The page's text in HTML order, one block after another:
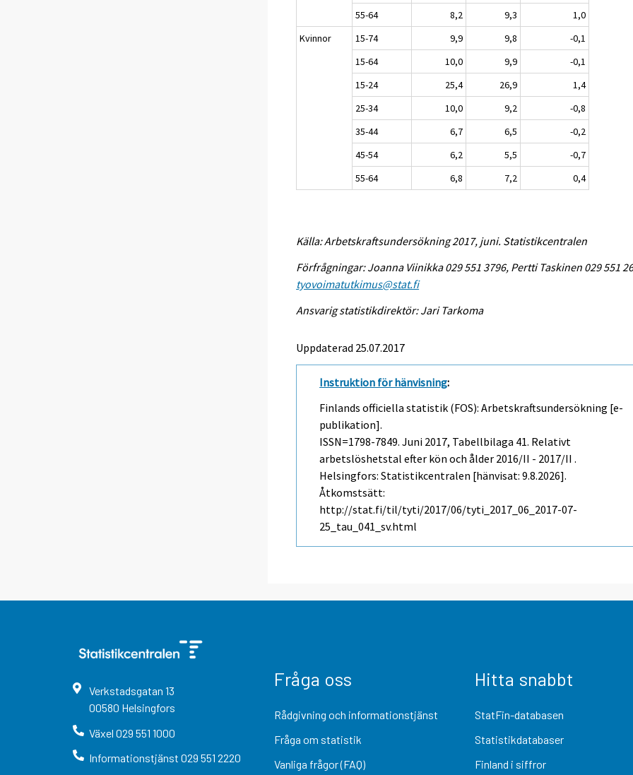
55-64
8,2 9,3
1,0
Kvinnor
15-74 9,9 9,8
-0,1
15-64
10,0 9,9
-0,1
15-24
25,4 26,9
1,4
25-34
10,0 9,2
-0,8
35-44
6,7 6,5
-0,2
45-54
6,2 5,5
-0,7
55-64
6,8 7,2 0,4
Källa: Arbetskraftsundersökning 2017, juni. Statistikcentralen
Förfrågningar: Joanna Viinikka 029 551 3796, Pertti Taskinen 029 551
tyovoimatutkimus@stat.fi
Ansvarig statistikdirektör: Jari Tarkoma
Uppdaterad 25.07.2017
Instruktion för hänvisning:
Finlands officiella statistik (FOS): Arbetskraftsundersökning [e-
publikation].
ISSN=1798-7849.Juni 2017, Tabellbilaga 41. Relativt
arbetslöshetstal efter kön och ålder 2016/II - 2017/II .
Helsingfors: Statistikcentralen [hänvisat: 9.8.2026].
Åtkomstsätt:
http://stat.fi/til/tyti/2017/06/tyti_2017_06_2017-07-
25_tau_041_sv.html
Verkstadsgatan 13
00580 Helsingfors
Växel 029 551 1000
Informationstjänst 029 551 2220
Fråga oss
Rådgivning och informationstjänst
Fråga om statistik
Vanliga frågor (FAQ)
Hitta snabbt
StatFin-databasen
Statistikdatabaser
Finland i siffror